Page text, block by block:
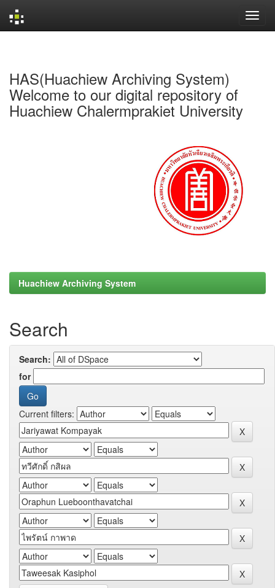
HAS(Huachiew Archiving System)
Welcome to our digital repository of
Huachiew Chalermprakiet University
Huachiew Archiving System
Search
Search:
for
Current filters: